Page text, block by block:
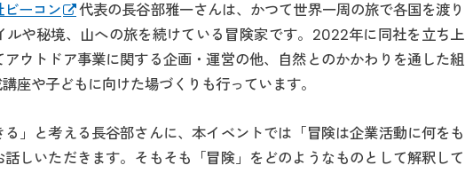
ーコン
代表の長谷部雅一さんは、かつて世界一周の旅で各国を渡り
ルや秘境、山への旅を続けている冒険家です。2022年に同社を立ち上
ウトドア事業に関する企画・運営の他、自然とのかかわりを通した組
座や子どもに向けた場づくりも行っています。
る」と考える長谷部さんに、本イベントでは「冒険は企業活動に何をも
しいただきます。そもそも「冒険」をどのようなものとして解釈して